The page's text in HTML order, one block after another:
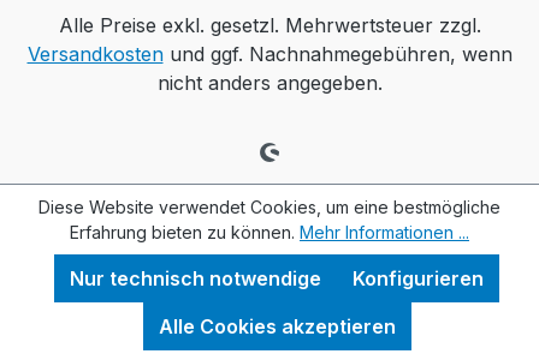
Alle Preise exkl. gesetzl. Mehrwertsteuer zzgl.
Versandkostenund ggf. Nachnahmegebühren, wenn
nicht anders angegeben.
Diese Website verwendet Cookies, um eine bestmögliche
Erfahrung bieten zu können. Mehr Informationen ...
Nur technisch notwendige
Konfigurieren
Alle Cookies akzeptieren